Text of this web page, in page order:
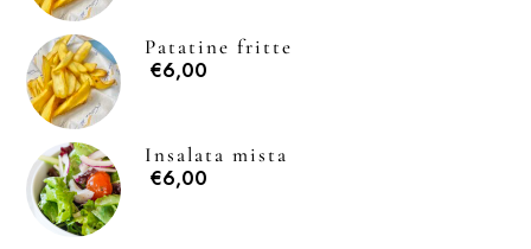
Patatine fritte
€6,00
Insalata mista
€6,00